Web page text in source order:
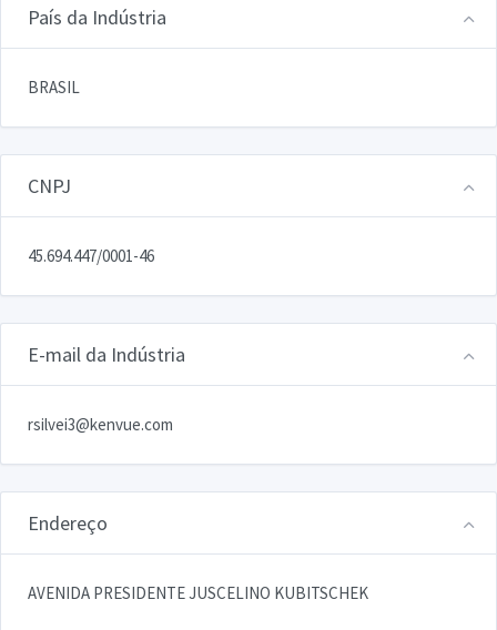
País da Indústria
BRASIL
CNPJ
45.694.447/0001-46
E-mail da Indústria
rsilvei3@kenvue.com
Endereço
AVENIDA PRESIDENTE JUSCELINO KUBITSCHEK